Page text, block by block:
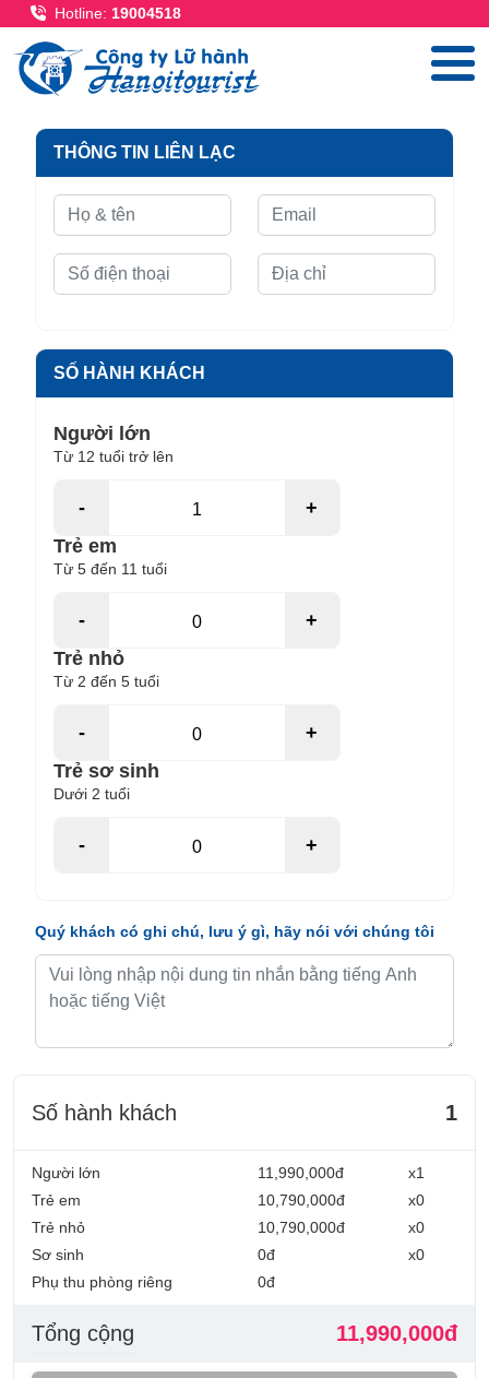
Hotline: 19004518
THÔNG TIN LIÊN LẠC
SỐ HÀNH KHÁCH
Người lớn
Từ 12 tuổi trở lên
-
+
Trẻ em
Từ 5 đến 11 tuổi
-
+
Trẻ nhỏ
Từ 2 đến 5 tuổi
-
+
Trẻ sơ sinh
Dưới 2 tuổi
- +
Quý khách có ghi chú, lưu ý gì, hãy nói với chúng tôi
Số hành khách 1
Người lớn
Trẻ em
Trẻ nhỏ
Sơ sinh
Phụ thu phòng riêng
11,990,000đ
10,790,000đ
10,790,000đ
0đ
0đ
x1
x0
x0
x0
Tổng cộng 11,990,000đ